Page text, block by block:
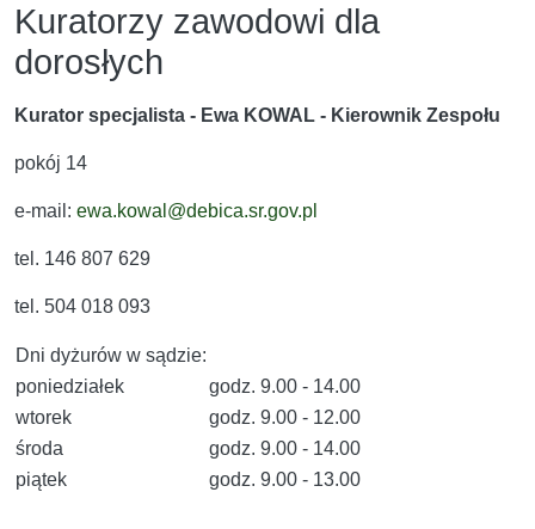
Kuratorzy zawodowi dla
dorosłych
Kurator specjalista - Ewa KOWAL - Kierownik Zespołu
pokój 14
e-mail: ewa.kowal@debica.sr.gov.pl
tel. 146 807 629
tel. 504 018 093
Dni dyżurów w sądzie:
poniedziałek
godz. 9.00 - 14.00
wtorek
godz. 9.00 - 12.00
środa
godz. 9.00 - 14.00
piątek
godz. 9.00 - 13.00